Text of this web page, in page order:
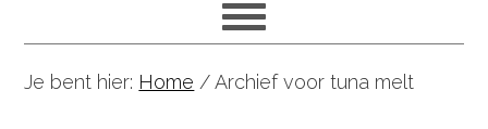
Je bent hier: Home /Archief voor tuna melt